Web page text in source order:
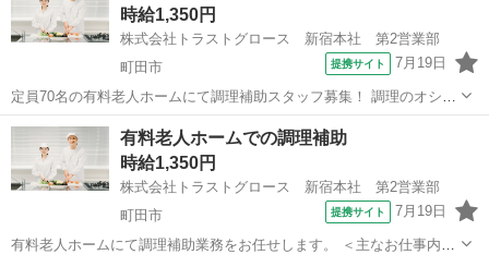
時給1,350円
株式会社トラストグロース 新宿本社 第2営業部
町田市
提携サイト 7月19日
定員70名の有料老人ホームにて調理補助スタッフ募集！ 調理のオシゴ
トがはじめての方もご応募可能です◎ 調理師の指示に従い、 簡単な調
理補助・配膳・下膳・盛り付け・カット・洗浄等をお願いします。 難
しい作業はありませんので...
東京 町田市 キッチン
有料老人ホームでの調理補助
時給1,350円
株式会社トラストグロース 新宿本社 第2営業部
町田市
提携サイト 7月19日
有料老人ホームにて調理補助業務をお任せします。 ＜主なお仕事内容